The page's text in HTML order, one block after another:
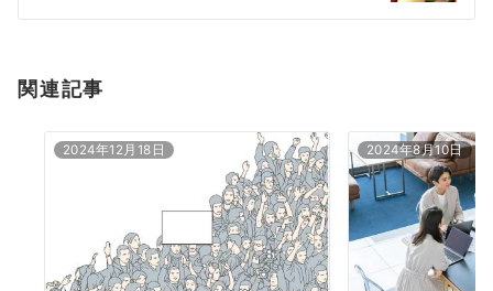
ン
関連記事
2024年12月18日 2024年8月10日